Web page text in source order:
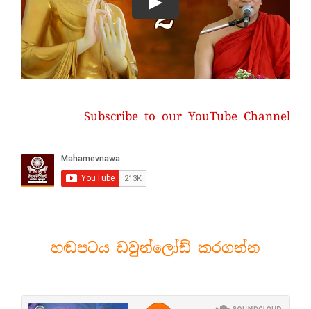
Subscribe to our YouTube Channel
හඬපටය ඩවුන්ලෝඩ් කරගන්න